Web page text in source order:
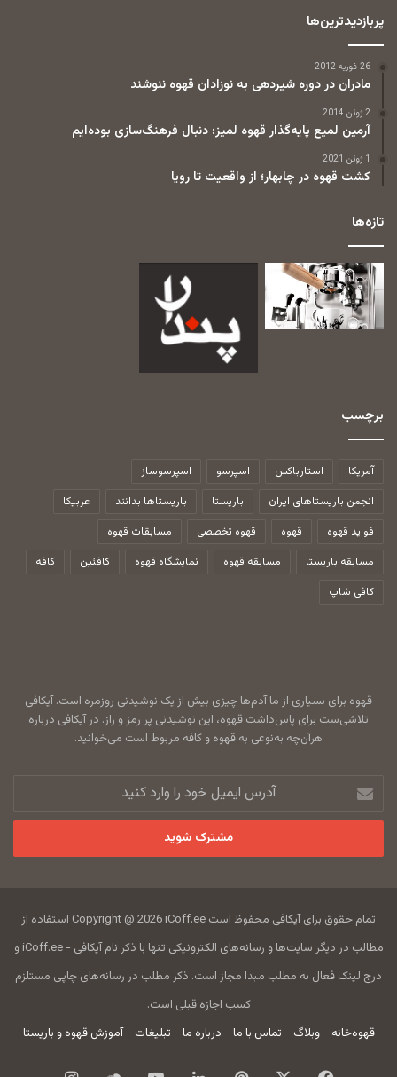
پربازدیدترین‌ها
26 فوریه 2012
مادران در دوره شیردهی به نوزادان قهوه ننوشند
2 ژوئن 2014
آرمین لمیع پایه‌گذار قهوه لمیز: دنبال فرهنگ‌سازی بوده‌ایم
1 ژوئن 2021
کشت قهوه در چابهار؛ از واقعیت تا رویا
تازه‌ها
برچسب
آمریکا استارباکس اسپرسو
اسپرسوساز
انجمن باریستاهای ایران
باریستا باریستاها بدانند
عربیکا
فواید قهوه
قهوه قهوه تخصصی
مسابقات قهوه
مسابقه باریستا
مسابقه قهوه نمایشگاه قهوه کافئین
کافه
کافی شاپ
قهوه برای بسیاری از ما آدم‌ها چیزی بیش از یک نوشیدنی روزمره است. آیکافی
تلاشی‌ست برای پاس‌داشت قهوه، این نوشیدنی پر رمز و راز. در آیکافی درباره
هرآن‌چه به‌نوعی به قهوه و کافه مربوط است می‌خوانید.
آدرس
ایمیل
خود
وارد
تمام حقوق برای آیکافی محفوظ است Copyright @ 2026 iCoff.ee استفاده از
مطالب در دیگر سایت‌ها و رسانه‌های الکترونیکی تنها با ذکر نام آیکافی - iCoff.ee و
درج لینک فعال به مطلب مبدا مجاز است. ذکر مطلب در رسانه‌های چاپی مستلزم
کسب اجازه قبلی است.
قهوه‌خانه
وبلاگ تماس با ما درباره ما تبلیغات آموزش قهوه و باریستا